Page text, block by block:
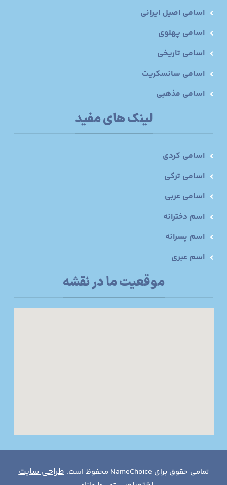
اسامی اصیل ایرانی
اسامی پهلوی
اسامی تاریخی
اسامی سانسکریت
اسامی مذهبی
لینک های مفید
اسامی کردی
اسامی ترکی
اسامی عربی
اسم دخترانه
اسم پسرانه
اسم عبری
موقعیت ما در نقشه
تمامی حقوق برای NameChoice محفوظ است.
طراحی سایت